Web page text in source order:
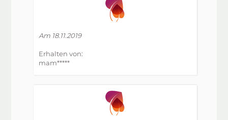
Am 18.11.2019
Erhalten von:
mam*****